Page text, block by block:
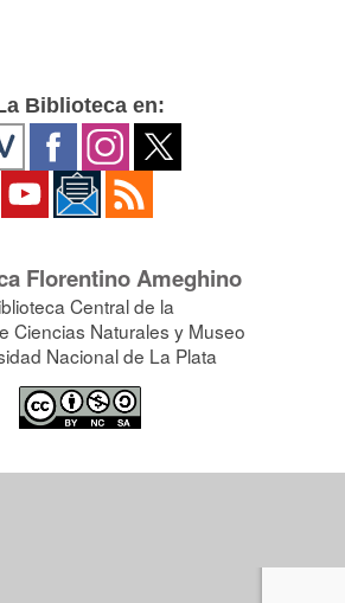
Biblioteca en:
Florentino Ameghino
Central de la
Ciencias Naturales y Museo
Nacional de La Plata